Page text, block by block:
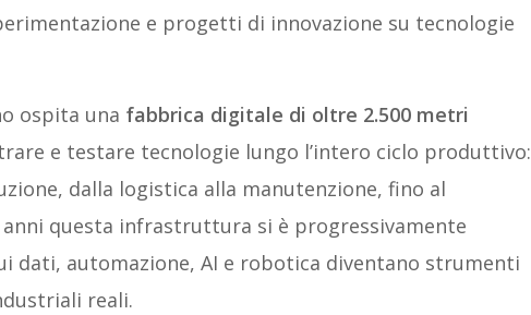
e progetti di innovazione su tecnologie
ospita una fabbrica digitale di oltre 2.500 metri
e testare tecnologie lungo l’intero ciclo produttivo:
dalla logistica alla manutenzione, fino al
questa infrastruttura si è progressivamente
dati, automazione, AI e robotica diventano strumenti
reali.